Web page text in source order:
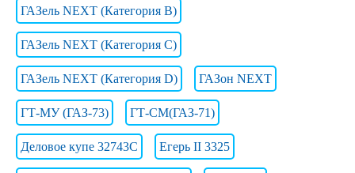
ГАЗель NEXT (Категория B)
ГАЗель NEXT (Категория C)
ГАЗель NEXT (Категория D) ГАЗон NEXT
ГТ-МУ (ГАЗ-73) ГТ-СМ(ГАЗ-71)
Деловое купе 32743С Егерь II 3325